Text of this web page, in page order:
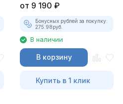
от 9 190 ₽
Бонусных рублей за покупку:
275.98руб.
В наличии
В корзину
Купить в 1 клик